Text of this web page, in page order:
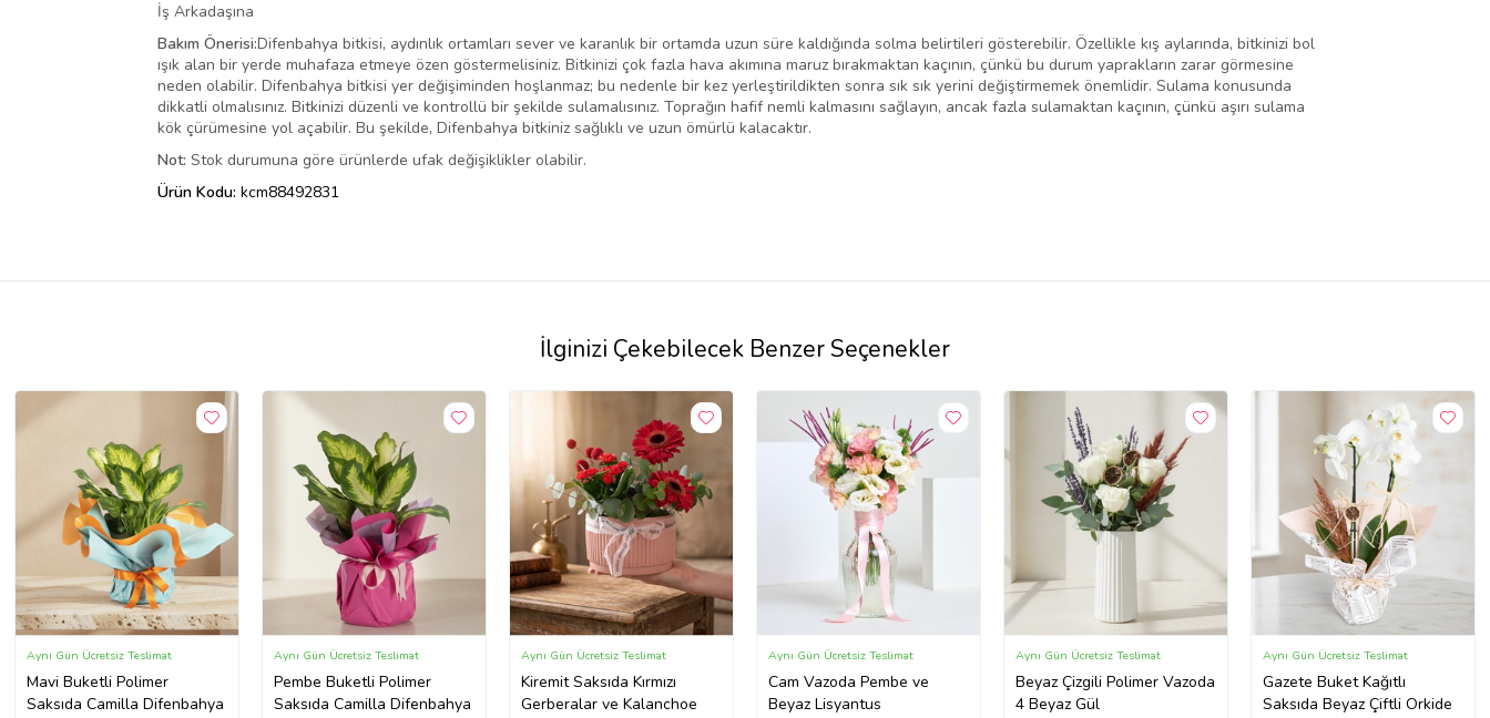
İş Arkadaşına
Bakım Önerisi:Difenbahya bitkisi, aydınlık ortamları sever ve karanlık bir ortamda uzun süre kaldığında solma belirtileri gösterebilir. Özellikle kış aylarında, bitkinizi bol
ışık alan bir yerde muhafaza etmeye özen göstermelisiniz. Bitkinizi çok fazla hava akımına maruz bırakmaktan kaçının, çünkü bu durum yaprakların zarar görmesine
neden olabilir. Difenbahya bitkisi yer değişiminden hoşlanmaz; bu nedenle bir kez yerleştirildikten sonra sık sık yerini değiştirmemek önemlidir. Sulama konusunda
dikkatli olmalısınız. Bitkinizi düzenli ve kontrollü bir şekilde sulamalısınız. Toprağın hafif nemli kalmasını sağlayın, ancak fazla sulamaktan kaçının, çünkü aşırı sulama
kök çürümesine yol açabilir. Bu şekilde, Difenbahya bitkiniz sağlıklı ve uzun ömürlü kalacaktır.
Not: Stok durumuna göre ürünlerde ufak değişiklikler olabilir.
Ürün Kodu: kcm88492831
İlginizi Çekebilecek Benzer Seçenekler
Mavi Buketli Polimer
Saksıda Camilla Difenbahya
Aynı Gün Ücretsiz Teslimat
Pembe Buketli Polimer
Saksıda Camilla Difenbahya
Aynı Gün Ücretsiz Teslimat
Kiremit Saksıda Kırmızı
Gerberalar ve Kalanchoe
Aynı Gün Ücretsiz Teslimat
Cam Vazoda Pembe ve
Beyaz Lisyantus
Aynı Gün Ücretsiz Teslimat
Beyaz Çizgili Polimer Vazoda
4 Beyaz Gül
Aynı Gün Ücretsiz Teslimat
Gazete Buket Kağıtlı
Saksıda Beyaz Çiftli Orkide
Aynı Gün Ücretsiz Teslimat